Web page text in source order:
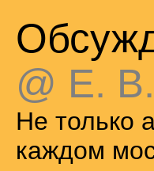
@ Е.
Не только
каждом